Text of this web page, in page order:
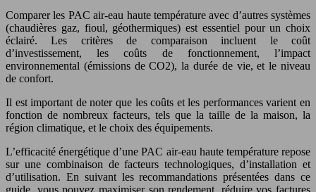
Comparer les PAC air-eau haute température avec d’autres systèmes
(chaudières gaz, fioul, géothermiques) est essentiel pour un choix
éclairé. Les critères de comparaison incluent le coût
d’investissement, les coûts de fonctionnement, l’impact
environnemental (émissions de CO2), la durée de vie, et le niveau
de confort.
Il est important de noter que les coûts et les performances varient en
fonction de nombreux facteurs, tels que la taille de la maison, la
région climatique, et le choix des équipements.
L’efficacité énergétique d’une PAC air-eau haute température repose
sur une combinaison de facteurs technologiques, d’installation et
d’utilisation. En suivant les recommandations présentées dans ce
guide, vous pouvez maximiser son rendement, réduire vos factures